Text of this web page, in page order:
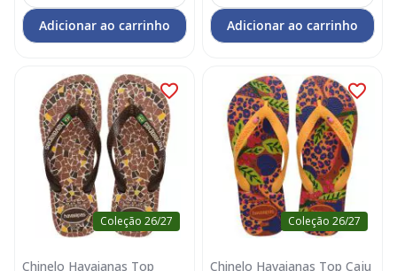
Adicionar ao carrinho Adicionar ao carrinho
Coleção 26/27
Chinelo Havaianas Top
Coleção 26/27
Chinelo Havaianas Top Caju